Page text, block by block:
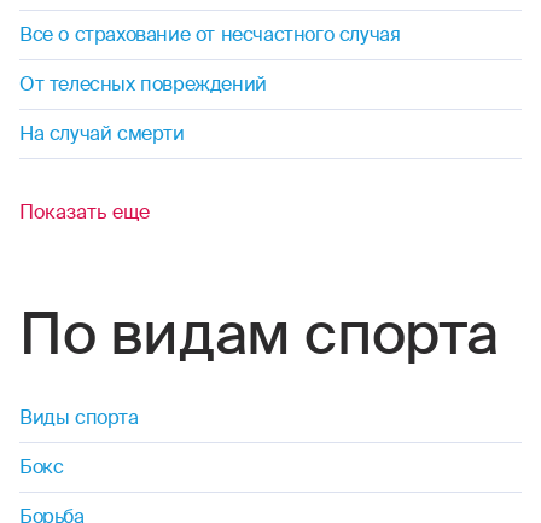
Все о страхование от несчастного случая
От телесных повреждений
На случай смерти
Показать еще
По видам спорта
Виды спорта
Бокс
Борьба